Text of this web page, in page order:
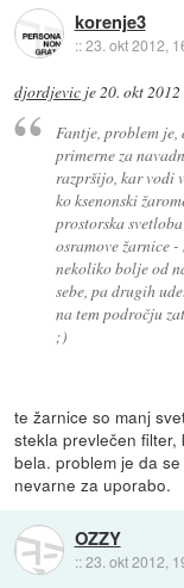
korenje3
::23. okt 2012,
djordjevic je20. okt
Fantje, problem
primerne za
razpršijo, kar vodi
ko ksenonski
prostorska
osramove žarnice
nekoliko bolje od
sebe, pa drugih
na tem področju
;)
te žarnice so manj
stekla prevlečen
bela. problem je da
nevarne za uporabo.
OZZY
::23. okt 2012,